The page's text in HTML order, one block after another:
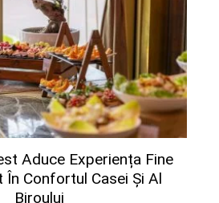
Aduce Experiența Fine
În Confortul Casei Și Al
Biroului